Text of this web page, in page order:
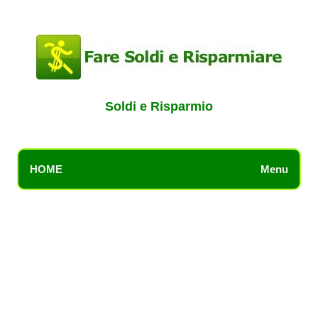
Soldi e Risparmio
HOME Menu